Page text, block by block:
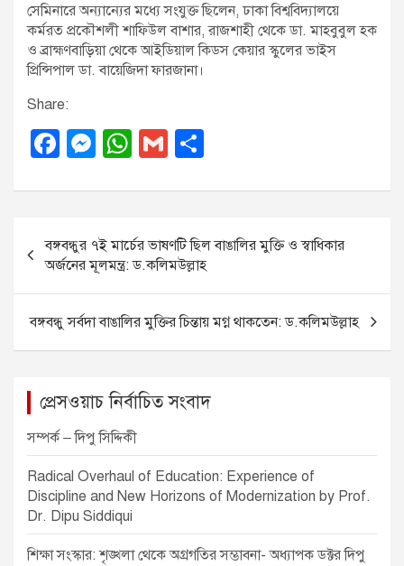
সেমিনারে অন্যান্যের মধ্যে সংযুক্ত ছিলেন, ঢাকা বিশ্ববিদ্যালয়ে
কর্মরত প্রকৌশলী শাফিউল বাশার, রাজশাহী থেকে ডা. মাহবুবুল হক
ও ব্রাহ্মণবাড়িয়া থেকে আইডিয়াল কিডস কেয়ার স্কুলের ভাইস
প্রিন্সিপাল ডা. বায়েজিদা ফারজানা।
Share:
F
c
b
o
o
k
M
ss
e
n
g
er
W
at
s
A
p
p
G
ail ar
s
n
বঙ্গবন্ধুর ৭ই মার্চের ভাষণটি ছিল বাঙালির মুক্তি ও স্বাধিকার
অর্জনের মূলমন্ত্র: ড.কলিমউল্লাহ
বঙ্গবন্ধু সর্বদা বাঙালির মুক্তির চিন্তায় মগ্ন থাকতেন: ড.কলিমউল্লাহ
প্রেসওয়াচ নির্বাচিত সংবাদ
সম্পর্ক – দিপু সিদ্দিকী
Radical Overhaul of Education: Experience of
Discipline and New Horizons of Modernization by Prof.
Dr. Dipu Siddiqui
শিক্ষা সংস্কার: শৃঙ্খলা থেকে অগ্রগতির সম্ভাবনা- অধ্যাপক ডক্টর দিপু